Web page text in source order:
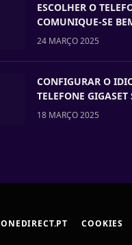
ESCOLHER O
COMUNIQUE-SE
24 MARÇO 2025
CONFIGURAR O
TELEFONE GIGASET
18 MARÇO 2025
ONEDIRECT.PT COOKIES